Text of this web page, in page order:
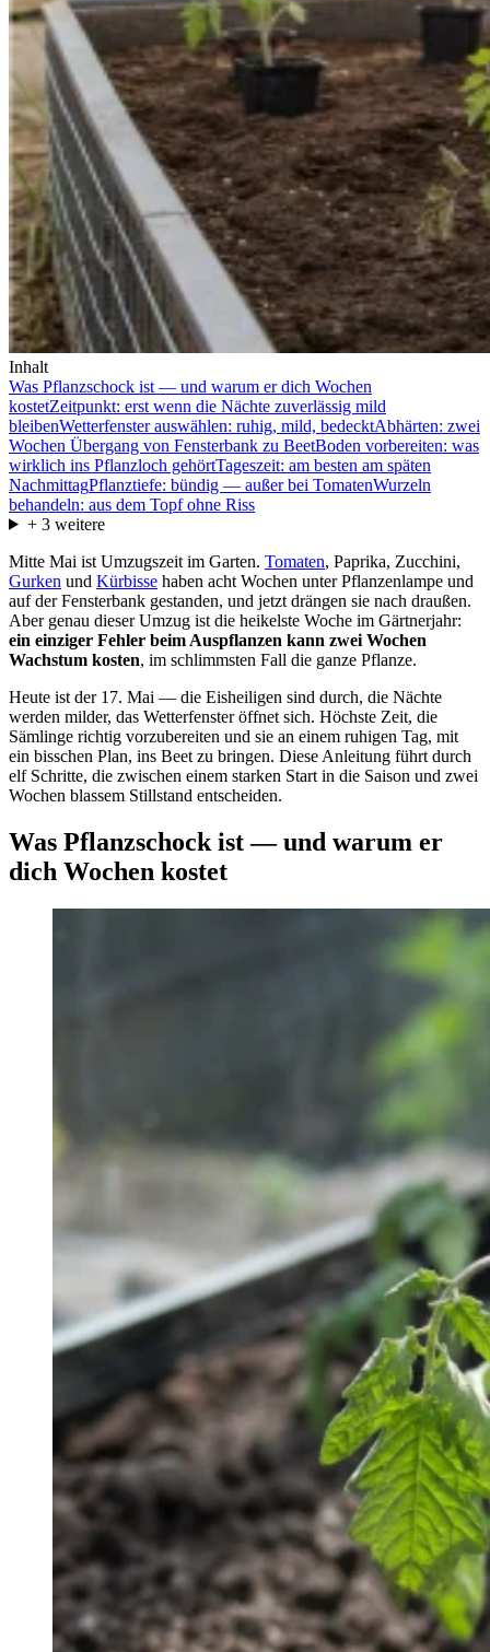
Inhalt
Was Pflanzschock ist — und warum er dich Wochen
kostetZeitpunkt: erst wenn die Nächte zuverlässig mild
bleibenWetterfenster auswählen: ruhig, mild, bedecktAbhärten: zwei
Wochen Übergang von Fensterbank zu BeetBoden vorbereiten: was
wirklich ins Pflanzloch gehörtTageszeit: am besten am späten
NachmittagPflanztiefe: bündig — außer bei TomatenWurzeln
behandeln: aus dem Topf ohne Riss
+ 3weitere
Mitte Mai ist Umzugszeit im Garten. Tomaten, Paprika, Zucchini,
Gurken und Kürbisse haben acht Wochen unter Pflanzenlampe und
auf der Fensterbank gestanden, und jetzt drängen sie nach draußen.
Aber genau dieser Umzug ist die heikelste Woche im Gärtnerjahr:
ein einziger Fehler beim Auspflanzen kann zwei Wochen
Wachstum kosten, im schlimmsten Fall die ganze Pflanze.
Heute ist der 17. Mai — die Eisheiligen sind durch, die Nächte
werden milder, das Wetterfenster öffnet sich. Höchste Zeit, die
Sämlinge richtig vorzubereiten und sie an einem ruhigen Tag, mit
ein bisschen Plan, ins Beet zu bringen. Diese Anleitung führt durch
elf Schritte, die zwischen einem starken Start in die Saison und zwei
Wochen blassem Stillstand entscheiden.
Was Pflanzschock ist — und warum er
dich Wochen kostet